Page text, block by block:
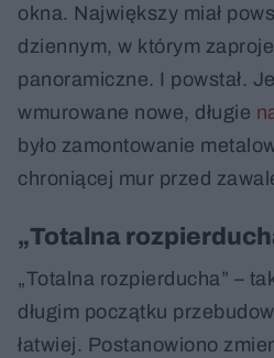
okna. Największy miał
dziennym, w którym
panoramiczne. I powstał.
wmurowane nowe, długie
było zamontowanie
chroniącej mur przed
„Totalna
„Totalna rozpierducha” –
długim początku
łatwiej. Postanowiono